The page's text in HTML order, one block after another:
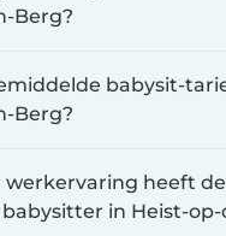
Berg?
babysit-
Berg?
werkervaring heeft de
in Heist-